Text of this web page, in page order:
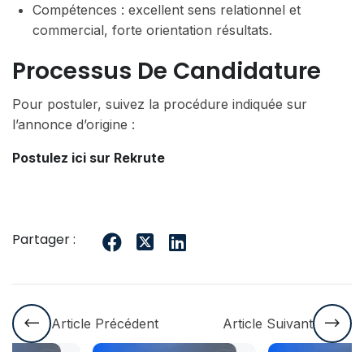
Compétences : excellent sens relationnel et
commercial, forte orientation résultats.
Processus De Candidature
Pour postuler, suivez la procédure indiquée sur
l’annonce d’origine :
Postulez ici sur Rekrute
Partager :
Article Précédent Article Suivant